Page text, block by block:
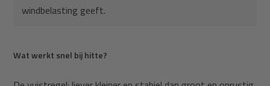
windbelasting geeft.
Wat werkt snel bij hitte?